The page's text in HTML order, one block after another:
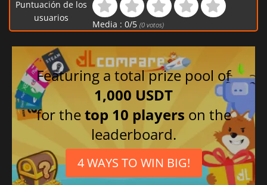
Puntuación de los
usuarios
Media : 0/5 (0votos)
Featuring a total prize pool of
1,000 USDT
for thetop 10 players on the
leaderboard.
4 WAYS TO WIN BIG!